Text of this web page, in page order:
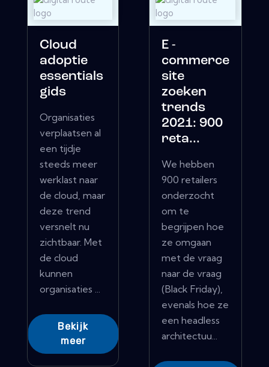
Cloud
adoptie
essentials
gids
Organisaties
verplaatsen al
een tijdje
steeds meer
werklast naar
de cloud, maar
deze trend
versnelt nu
zichtbaar. Met
de cloud
kunnen
organisaties ...
Bekijk
meer
E -
commerce
site
zoeken
trends
2021: 900
reta...
We hebben
900 retailers
onderzocht
om te
begrijpen hoe
ze omgaan
met de vraag
naar de vraag
(Black Friday),
evenals hoe ze
een headless
architectuu...